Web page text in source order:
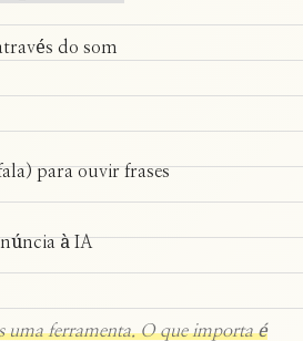
do som
para ouvir frases
à IA
uma ferramenta. O que importa é